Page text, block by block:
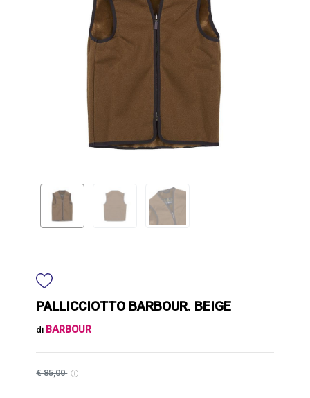
PALLICCIOTTO BARBOUR. BEIGE
di BARBOUR
€ 85,00